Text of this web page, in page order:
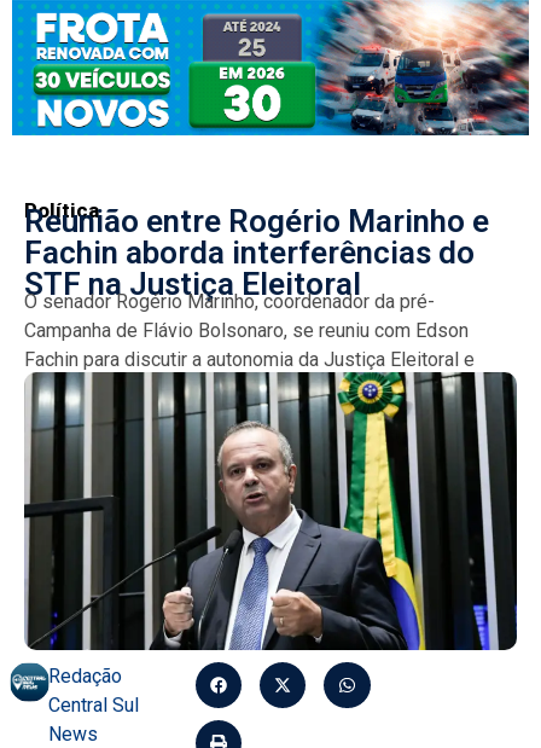
Política
Reunião entre Rogério Marinho e
Fachin aborda interferências do
STF na Justiça Eleitoral
O senador Rogério Marinho, coordenador da pré-
Campanha de Flávio Bolsonaro, se reuniu com Edson
Fachin para discutir a autonomia da Justiça Eleitoral e
criticar ações...
Redação
Central Sul
News